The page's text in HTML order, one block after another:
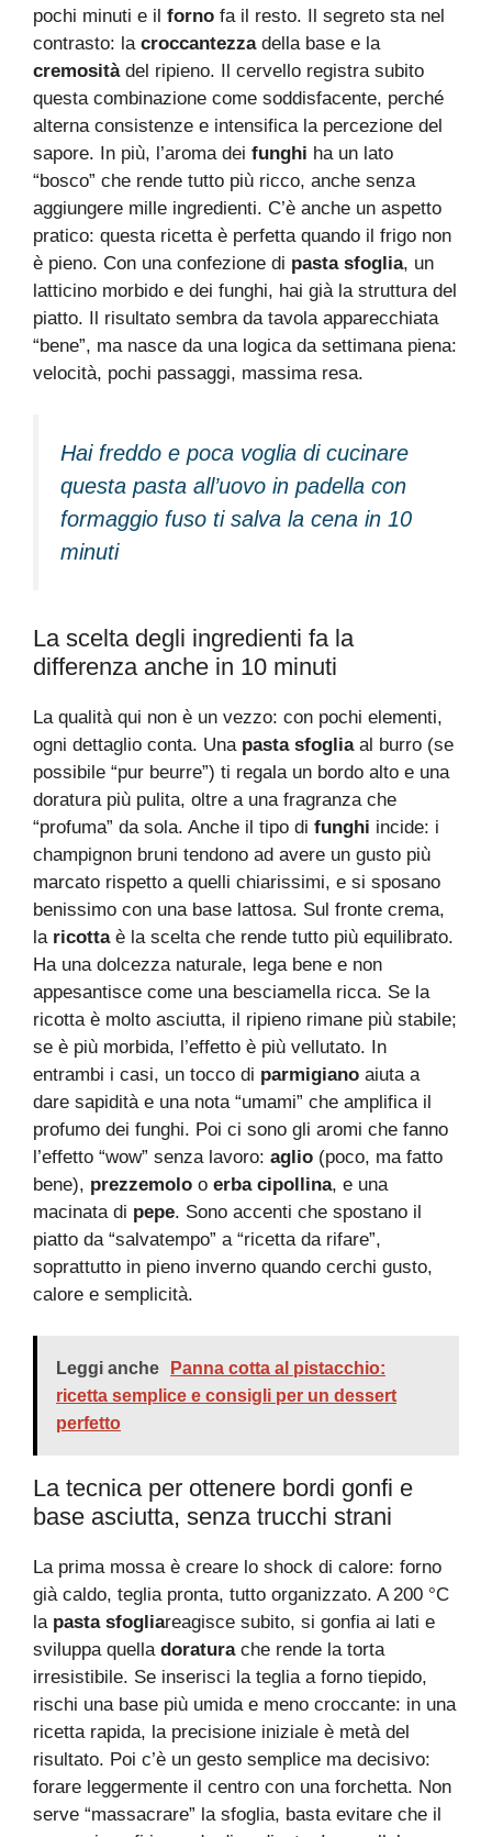
pochi minuti e il forno fa il resto. Il segreto sta nel
contrasto: la croccantezzadella base e la
cremositàdel ripieno. Il cervello registra subito
questa combinazione come soddisfacente, perché
alterna consistenze e intensifica la percezione del
sapore. In più, l’aroma dei funghi ha un lato
“bosco” che rende tutto più ricco, anche senza
aggiungere mille ingredienti. C’è anche un aspetto
pratico: questa ricetta è perfetta quando il frigo non
è pieno. Con una confezione di pasta sfoglia, un
latticino morbido e dei funghi, hai già la struttura del
piatto. Il risultato sembra da tavola apparecchiata
“bene”, ma nasce da una logica da settimana piena:
velocità, pochi passaggi, massima resa.
Hai freddo e poca voglia di cucinare
questa pasta all’uovo in padella con
formaggio fuso ti salva la cena in 10
minuti
La scelta degli ingredienti fa la
differenza anche in 10 minuti
La qualità qui non è un vezzo: con pochi elementi,
ogni dettaglio conta. Una pasta sfogliaal burro (se
possibile “pur beurre”) ti regala un bordo alto e una
doratura più pulita, oltre a una fragranza che
“profuma” da sola. Anche il tipo di funghi incide: i
champignon bruni tendono ad avere un gusto più
marcato rispetto a quelli chiarissimi, e si sposano
benissimo con una base lattosa. Sul fronte crema,
la ricottaè la scelta che rende tutto più equilibrato.
Ha una dolcezza naturale, lega bene e non
appesantisce come una besciamella ricca. Se la
ricotta è molto asciutta, il ripieno rimane più stabile;
se è più morbida, l’effetto è più vellutato. In
entrambi i casi, un tocco di parmigiano aiuta a
dare sapidità e una nota “umami” che amplifica il
profumo dei funghi. Poi ci sono gli aromi che fanno
l’effetto “wow” senza lavoro: aglio (poco, ma fatto
bene), prezzemolo o erba cipollina, e una
macinata di pepe. Sono accenti che spostano il
piatto da “salvatempo” a “ricetta da rifare”,
soprattutto in pieno inverno quando cerchi gusto,
calore e semplicità.
Leggi anche
Panna cotta al pistacchio:
ricetta semplice e consigli per un dessert
perfetto
La tecnica per ottenere bordi gonfi e
base asciutta, senza trucchi strani
La prima mossa è creare lo shock di calore: forno
già caldo, teglia pronta, tutto organizzato. A 200 °C
la pasta sfogliareagisce subito, si gonfia ai lati e
sviluppa quella doraturache rende la torta
irresistibile. Se inserisci la teglia a forno tiepido,
rischi una base più umida e meno croccante: in una
ricetta rapida, la precisione iniziale è metà del
risultato. Poi c’è un gesto semplice ma decisivo:
forare leggermente il centro con una forchetta. Non
serve “massacrare” la sfoglia, basta evitare che il